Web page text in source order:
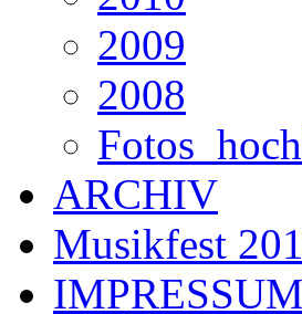
2009
2008
ARCHIV
Musikfest
IMPRESSUM